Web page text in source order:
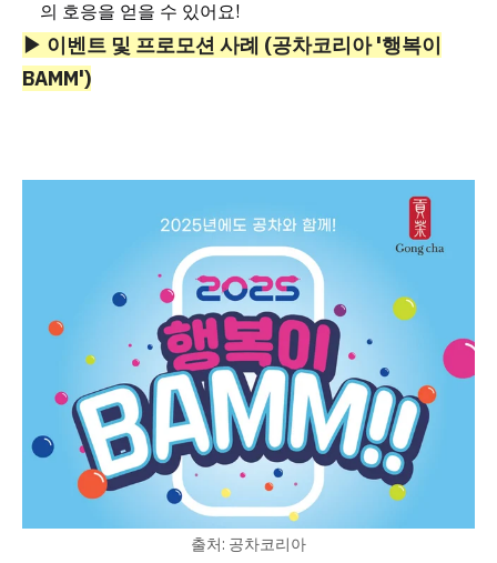
의 호응을 얻을 수 있어요!
▶ 이벤트 및 프로모션 사례 (공차코리아 '행복이
BAMM')
출처: 공차코리아